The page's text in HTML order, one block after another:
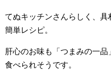
てぬキッチンさんらしく、
簡単レシピ。
肝心のお味も「つまみの一
食べられそうです。